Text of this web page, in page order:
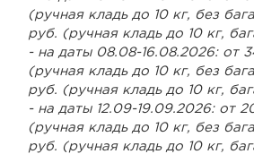
(ручная кладь до 10 кг, без
руб. (ручная кладь до 10 кг,
- на даты 08.08-16.08.2026: от
(ручная кладь до 10 кг, без
руб. (ручная кладь до 10 кг,
- на даты 12.09-19.09.2026: от
(ручная кладь до 10 кг, без
руб. (ручная кладь до 10 кг,